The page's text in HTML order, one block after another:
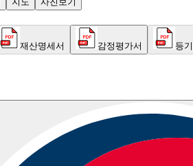
재산명세서 감정평가서 등